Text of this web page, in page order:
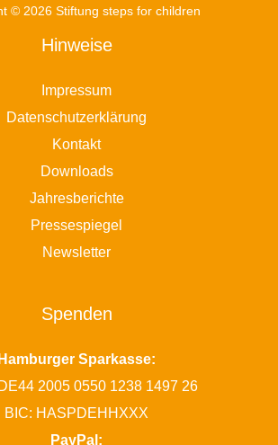
© 2026 Stiftung steps for children
Hinweise
Impressum
Datenschutzerklärung
Kontakt
Downloads
Jahresberichte
Pressespiegel
Newsletter
Spenden
Sparkasse:
2005 0550 1238 1497 26
BIC: HASPDEHHXXX
PayPal: